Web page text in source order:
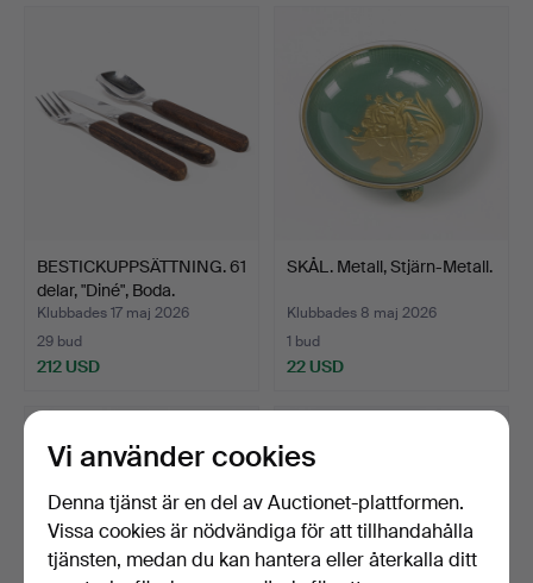
BESTICKUPPSÄTTNING. 61
delar, "Diné", Boda.
Klubbades 17 maj 2026
29 bud
212 USD
SKÅL. Metall, Stjärn-Metall.
Klubbades 8 maj 2026
1 bud
22 USD
Vi använder cookies
Denna tjänst är en del av Auctionet-plattformen.
Vissa cookies är nödvändiga för att tillhandahålla
tjänsten, medan du kan hantera eller återkalla ditt